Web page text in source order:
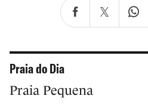
Praia do Dia
Praia Pequena